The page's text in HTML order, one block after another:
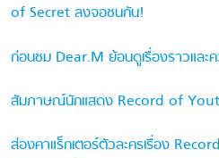
of Secret ลงจอชนกัน!
ก่อนชม Dear.M ย้อนดูเรื่องราวแล
สัมภาษณ์นักแสดง Record of
ส่องคาแร็กเตอร์ตัวละครเรื่อง